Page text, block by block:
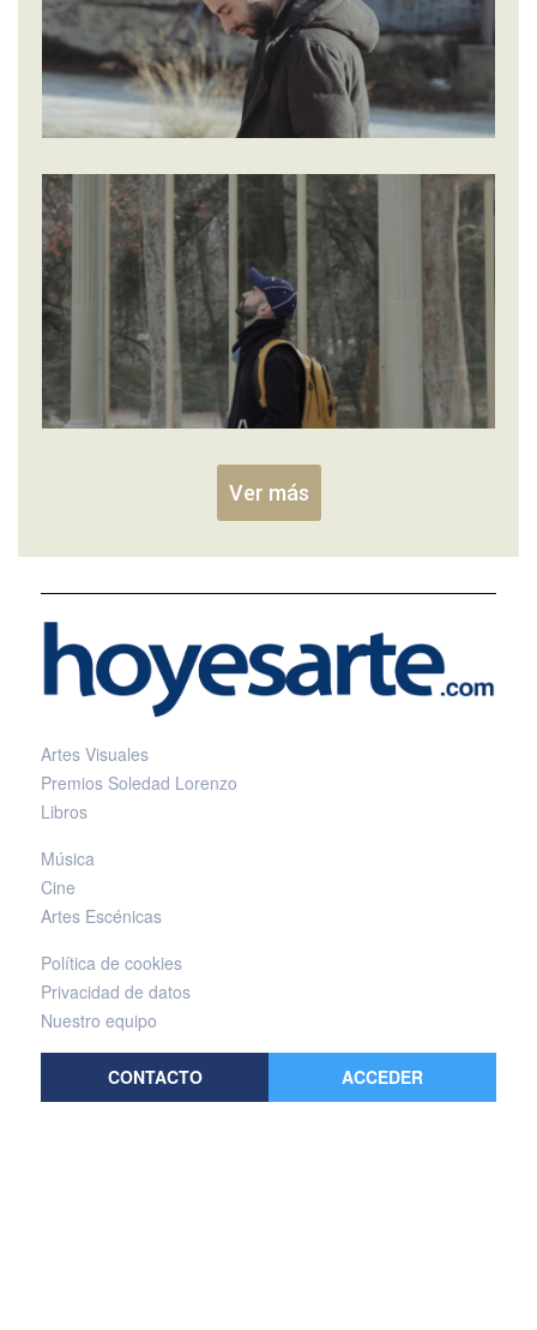
Ver más
Artes Visuales
Premios Soledad Lorenzo
Libros
Música
Cine
Artes Escénicas
Política de cookies
Privacidad de datos
Nuestro equipo
CONTACTO ACCEDER